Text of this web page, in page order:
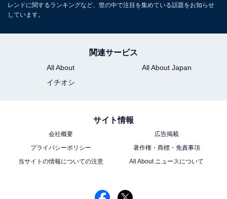
レンドに関するランキングなど、世の中で注目を集めている話題をお知らせ
しています。
関連サービス
All About
All About Japan
イチオシ
サイト情報
会社概要
広告掲載
プライバシーポリシー
著作権・商標・免責事項
当サイトの情報についての注意
All About ニュースについて